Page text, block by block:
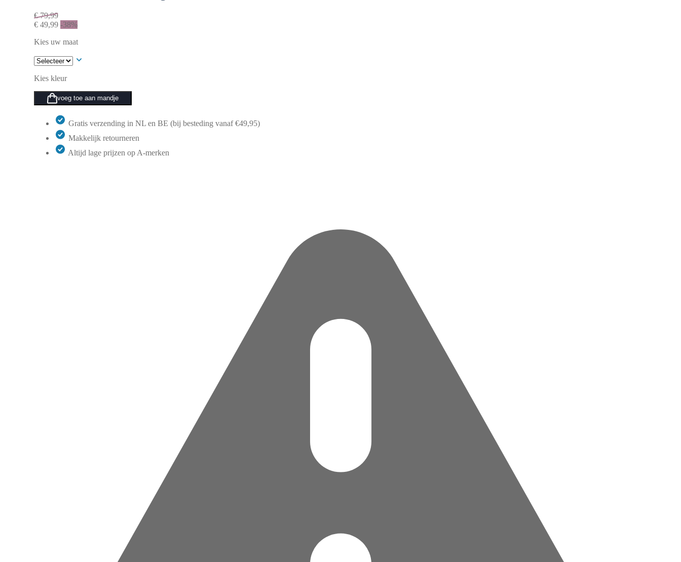
€79,99
€49,99 -38%
Kies uw maat
Kies kleur
voeg toe aan mandje
Gratis verzending in NL en BE (bij besteding vanaf €49,95)
Makkelijk retourneren
Altijd lage prijzen op A-merken